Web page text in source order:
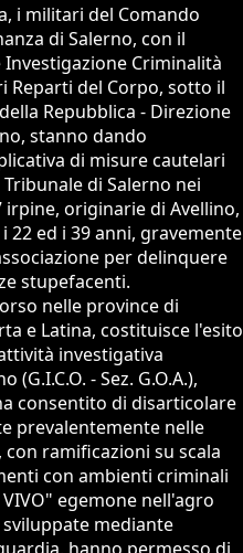
i militari del Comando
di Salerno, con il
Criminalità
Reparti del Corpo, sotto il
Repubblica - Direzione
stanno dando
di misure cautelari
di Salerno nei
originarie di Avellino,
22 ed i 39 anni, gravemente
per delinquere
stupefacenti.
nelle province di
e Latina, costituisce l'esito
investigativa
- Sez. G.O.A.),
consentito di disarticolare
prevalentemente nelle
ramificazioni su scala
con ambienti criminali
egemone nell'agro
mediante